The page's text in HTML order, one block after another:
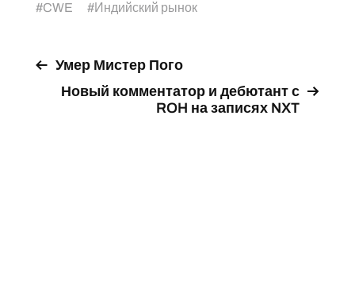
#CWE #Индийский рынок
Умер Мистер Пого
Новый комментатор и дебютант с
ROH на записях NXT